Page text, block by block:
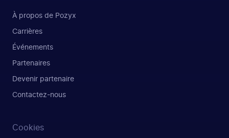
À propos de Pozyx
Carrières
Événements
Partenaires
Devenir partenaire
Contactez-nous
Cookies